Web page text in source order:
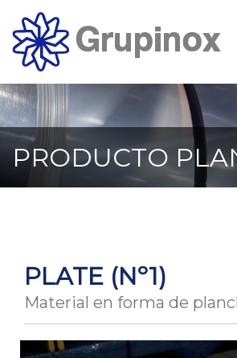
contenido
principal
la
página
PRODUCTO
PLATE (Nº1)
Material en forma de